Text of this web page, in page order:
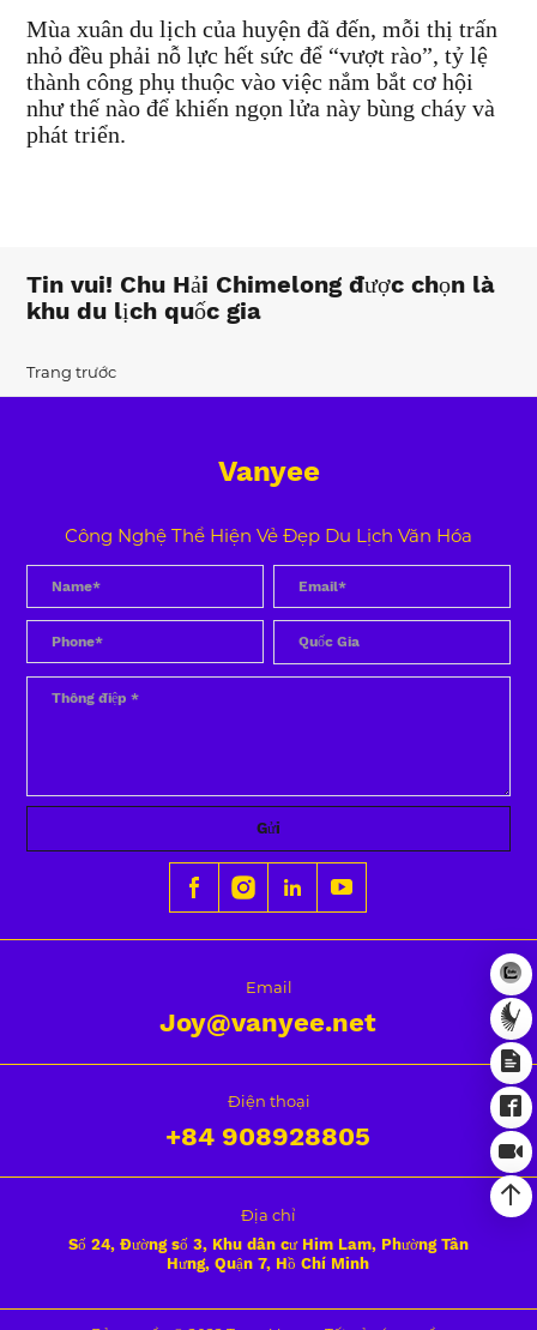
Mùa xuân du lịch của huyện đã đến, mỗi thị trấn
nhỏ đều phải nỗ lực hết sức để “vượt rào”, tỷ lệ
thành công phụ thuộc vào việc nắm bắt cơ hội
như thế nào để khiến ngọn lửa này bùng cháy và
phát triển.
Tin vui! Chu Hải Chimelong được chọn là
khu du lịch quốc gia
Trang trước
Vanyee
Công Nghệ Thể Hiện Vẻ Đẹp Du Lịch Văn Hóa
Gửi
Email
Joy@vanyee.net
Điện thoại
+84 908928805
Địa chỉ
Số 24, Đường số 3, Khu dân cư Him Lam, Phường Tân
Hưng, Quận 7, Hồ Chí Minh